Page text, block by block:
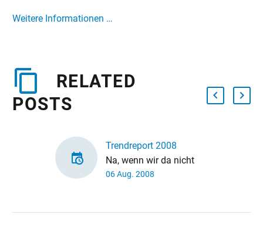
Weitere Informationen …
RELATED
POSTS
Trendreport 2008
Na, wenn wir da nicht
mal voll im Trend liegen:
06 Aug. 2008